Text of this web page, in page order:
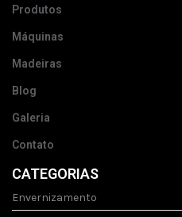
Produtos
Máquinas
Madeiras
Blog
Galeria
Contato
CATEGORIAS
Envernizamento